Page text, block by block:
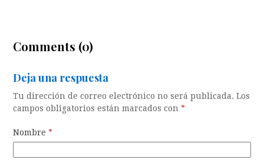
Comments (0)
Deja una respuesta
Tu dirección de correo electrónico no será publicada. Los
campos obligatorios están marcados con*
Nombre*